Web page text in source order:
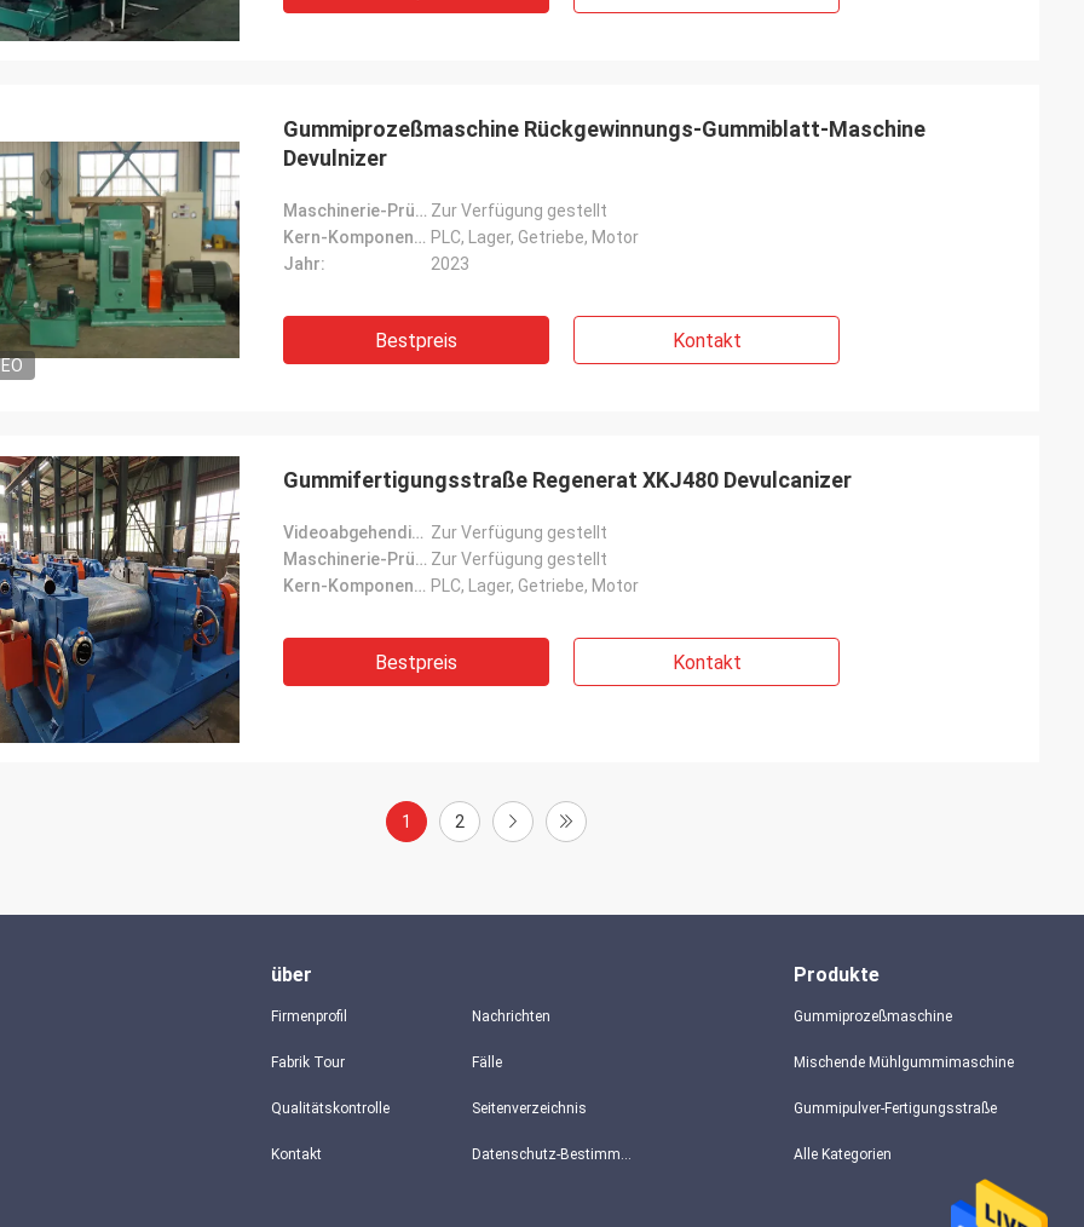
Gummiprozeßmaschine Rückgewinnungs-Gummiblatt-Maschine
Devulnizer
Maschinerie-Prüfbericht: Zur Verfügung gestellt
Kern-Komponenten: PLC, Lager, Getriebe, Motor
Jahr:
2023
Bestpreis Kontakt
Gummifertigungsstraße Regenerat XKJ480 Devulcanizer
Videoabgehendinspektion: Zur Verfügung gestellt
Maschinerie-Prüfbericht: Zur Verfügung gestellt
Kern-Komponenten: PLC, Lager, Getriebe, Motor
Bestpreis Kontakt
1 2
über
Firmenprofil
Fabrik Tour
Qualitätskontrolle
Kontakt
Nachrichten
Fälle
Seitenverzeichnis
Datenschutz-Bestimmungen
Produkte
Gummiprozeßmaschine
Mischende Mühlgummimaschine
Gummipulver-Fertigungsstraße
Alle Kategorien